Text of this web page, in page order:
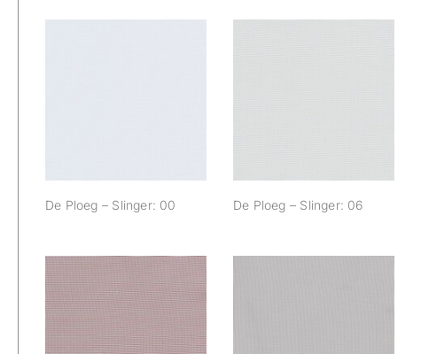
De Ploeg – Slinger: 00 De Ploeg – Slinger: 06
De Ploeg – Slinger:
71